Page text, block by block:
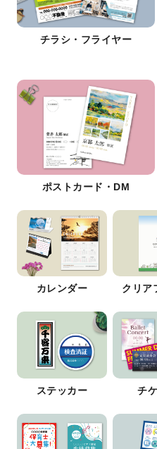
チラシ・フライヤー
ポストカード・DM
カレンダー クリア
ステッカー チ